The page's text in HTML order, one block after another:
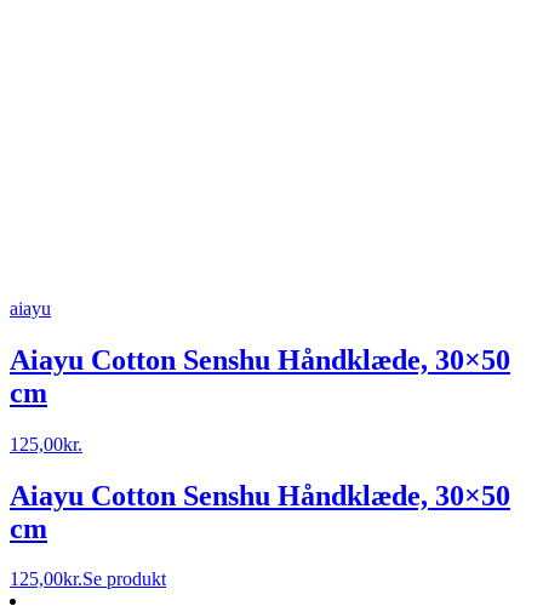
aiayu
Aiayu Cotton Senshu Håndklæde, 30×50
cm
125,00kr.
Aiayu Cotton Senshu Håndklæde, 30×50
cm
125,00kr.Se produkt